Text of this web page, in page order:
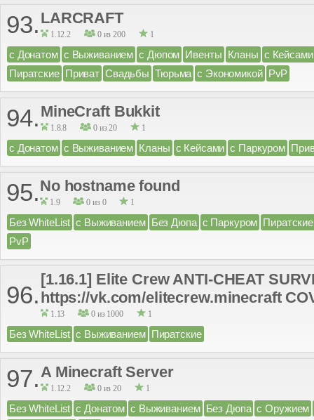
93. LARCRAFT
1.12.2 0 из 200 1
с Донатом с Выживанием с Дюпом Ивенты Кланы с Кейсами
Пиратские Приват Свадьбы Тюрьма с Экономикой PvP
94. MineCraft Bukkit
1.8.8 0 из 20 1
с Донатом с Выживанием Кланы с Кейсами с Паркуром
95.No hostname found
1.9 0 из 0 1
Без WhiteList с Выживанием Без Дюпа с Паркуром Пиратские
PvP
96.
[1.16.1] Elite Crew ANTI-CHEAT
https://vk.com/elitecrew.minecraft
1.13 0 из 1000 1
Без WhiteList с Выживанием Пиратские
97.A Minecraft Server
1.12.2 0 из 20 1
Без WhiteList с Донатом с Выживанием Без Дюпа с Оружием